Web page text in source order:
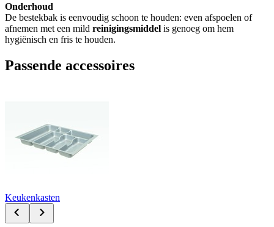
Onderhoud
De bestekbak is eenvoudig schoon te houden: even afspoelen of
afnemen met een mild reinigingsmiddel is genoeg om hem
hygiënisch en fris te houden.
Passende accessoires
Keukenkasten